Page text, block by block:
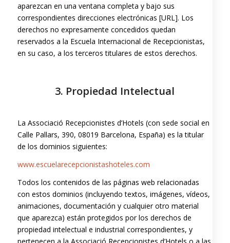
aparezcan en una ventana completa y bajo sus
correspondientes direcciones electrónicas [URL]. Los
derechos no expresamente concedidos quedan
reservados a la Escuela Internacional de Recepcionistas,
en su caso, a los terceros titulares de estos derechos.
3. Propiedad Intelectual
La Associació Recepcionistes d’Hotels (con sede social en
Calle Pallars, 390, 08019 Barcelona, España) es la titular
de los dominios siguientes:
www.escuelarecepcionistashoteles.com
Todos los contenidos de las páginas web relacionadas
con estos dominios (incluyendo textos, imágenes, vídeos,
animaciones, documentación y cualquier otro material
que aparezca) están protegidos por los derechos de
propiedad intelectual e industrial correspondientes, y